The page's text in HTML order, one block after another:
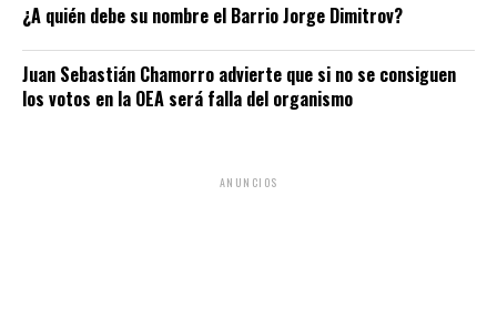
¿A quién debe su nombre el Barrio Jorge Dimitrov?
Juan Sebastián Chamorro advierte que si no se consiguen
los votos en la OEA será falla del organismo
ANUNCIOS